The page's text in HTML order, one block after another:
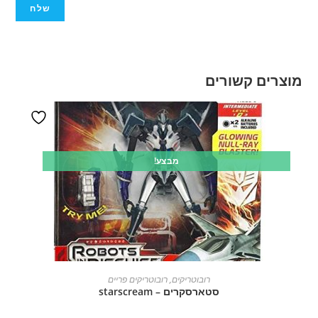
מוצרים קשורים
מבצע!
הוספה לסלרובוטריקים,רובוטריקים פריים
סטארסקרים – starscream